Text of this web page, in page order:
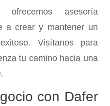
asesoría
a crear y mantener un
Visítanos para
tu camino hacia una
con Dafer